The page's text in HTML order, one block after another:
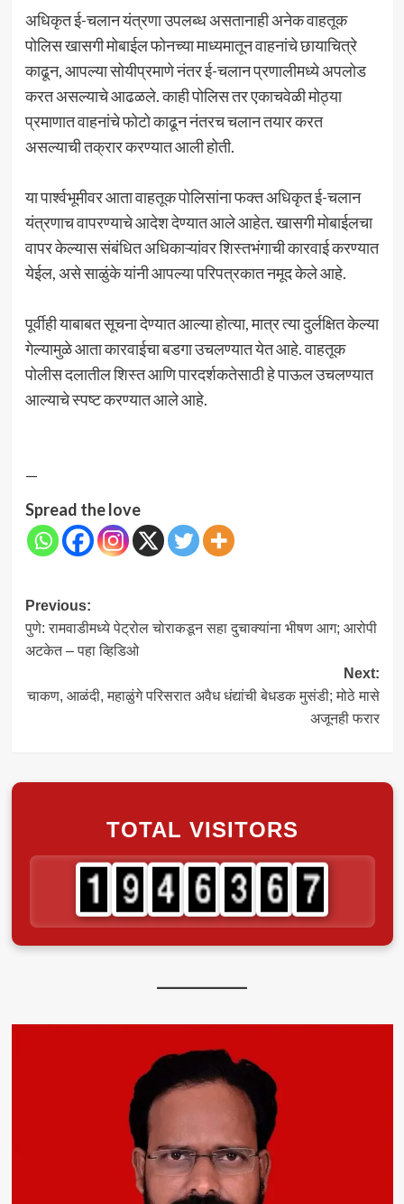
अधिकृत ई-चलान यंत्रणा उपलब्ध असतानाही अनेक वाहतूक
पोलिस खासगी मोबाईल फोनच्या माध्यमातून वाहनांचे छायाचित्रे
काढून, आपल्या सोयीप्रमाणे नंतर ई-चलान प्रणालीमध्ये अपलोड
करत असल्याचे आढळले. काही पोलिस तर एकाचवेळी मोठ्या
प्रमाणात वाहनांचे फोटो काढून नंतरच चलान तयार करत
असल्याची तक्रार करण्यात आली होती.
या पार्श्वभूमीवर आता वाहतूक पोलिसांना फक्त अधिकृत ई-चलान
यंत्रणाच वापरण्याचे आदेश देण्यात आले आहेत. खासगी मोबाईलचा
वापर केल्यास संबंधित अधिकाऱ्यांवर शिस्तभंगाची कारवाई करण्यात
येईल, असे साळुंके यांनी आपल्या परिपत्रकात नमूद केले आहे.
पूर्वीही याबाबत सूचना देण्यात आल्या होत्या, मात्र त्या दुर्लक्षित केल्या
गेल्यामुळे आता कारवाईचा बडगा उचलण्यात येत आहे. वाहतूक
पोलीस दलातील शिस्त आणि पारदर्शकतेसाठी हे पाऊल उचलण्यात
आल्याचे स्पष्ट करण्यात आले आहे.
—
Spread the love
Post
navigation
Previous:
पुणे: रामवाडीमध्ये पेट्रोल चोराकडून सहा दुचाक्यांना भीषण आग; आरोपी
अटकेत – पहा व्हिडिओ
Next:
चाकण, आळंदी, महाळुंगे परिसरात अवैध धंद्यांची बेधडक मुसंडी; मोठे मासे
अजूनही फरार
TOTAL VISITORS